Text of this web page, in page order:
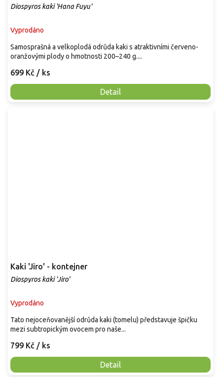
Diospyros kaki 'Hana Fuyu'
Vyprodáno
699 Kč / ks
Detail
Samosprašná a velkoplodá odrůda kaki s atraktivními červeno-
oranžovými plody o hmotnosti 200–240 g....
Kaki 'Jiro' - kontejner
Diospyros kaki 'Jiro'
Vyprodáno
799 Kč / ks
Detail
Tato nejoceňovanější odrůda kaki (tomelu) představuje špičku
mezi subtropickým ovocem pro naše...